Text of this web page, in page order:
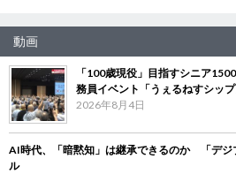
動画
「100歳現役」目指すシニア
務員イベント「うぇるねすシップ
2026年8月4日
AI時代、「暗黙知」は継承できるのか 「デジ
ル